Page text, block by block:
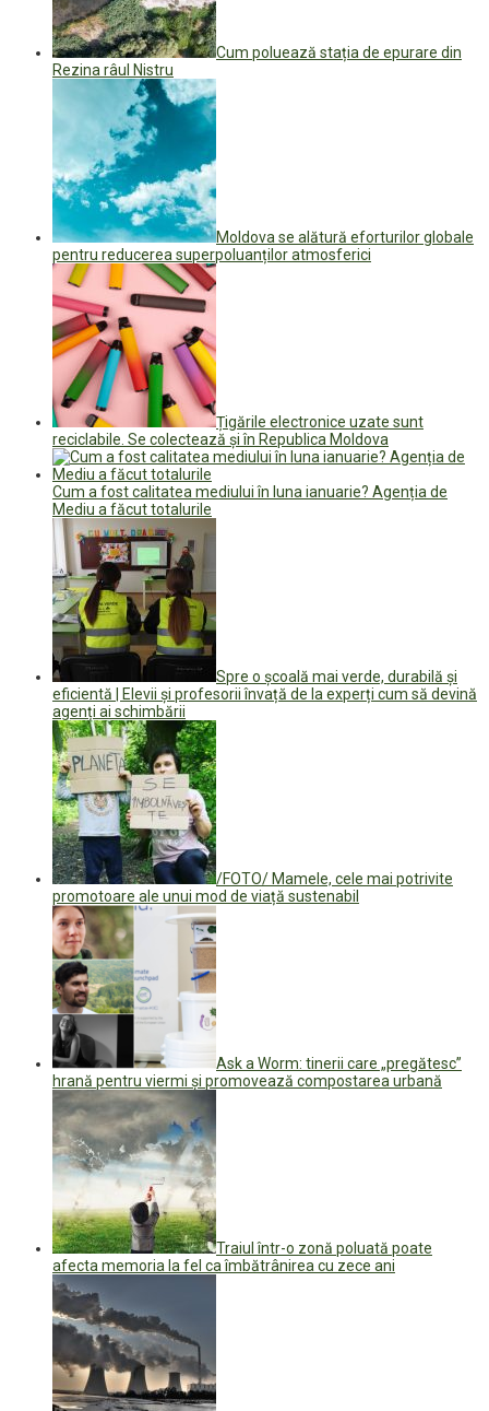
Cum poluează stația de epurare din
Rezina râul Nistru
Moldova se alătură eforturilor globale
pentru reducerea superpoluanților atmosferici
Țigările electronice uzate sunt
reciclabile. Se colectează și în Republica Moldova
Cum a fost calitatea mediului în luna ianuarie? Agenția de
Mediu a făcut totalurile
Spre o școală mai verde, durabilă și
eficientă | Elevii și profesorii învață de la experți cum să devină
agenți ai schimbării
/FOTO/ Mamele, cele mai potrivite
promotoare ale unui mod de viață sustenabil
Ask a Worm: tinerii care „pregătesc”
hrană pentru viermi și promovează compostarea urbană
Traiul într-o zonă poluată poate
afecta memoria la fel ca îmbătrânirea cu zece ani